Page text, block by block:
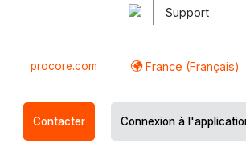
Support
procore.com France (Français)
Contacter Connexion à